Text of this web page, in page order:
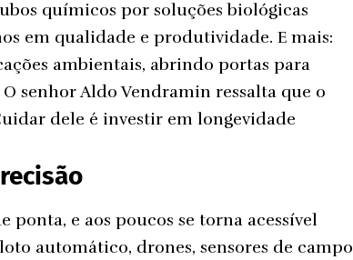
químicos por soluções biológicas
em qualidade e produtividade. E mais:
ambientais, abrindo portas para
senhor Aldo Vendramin ressalta que o
dele é investir em longevidade
ponta, e aos poucos se torna acessível
automático, drones, sensores de campo